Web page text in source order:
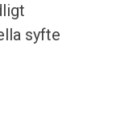
syfte